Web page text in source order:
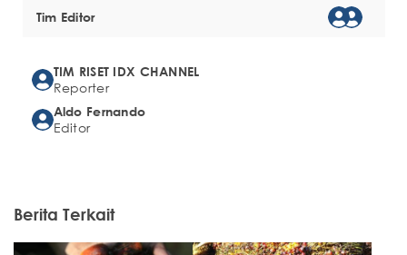
Tim Editor
TIM RISET IDX CHANNEL
Reporter
Aldo Fernando
Editor
Berita Terkait